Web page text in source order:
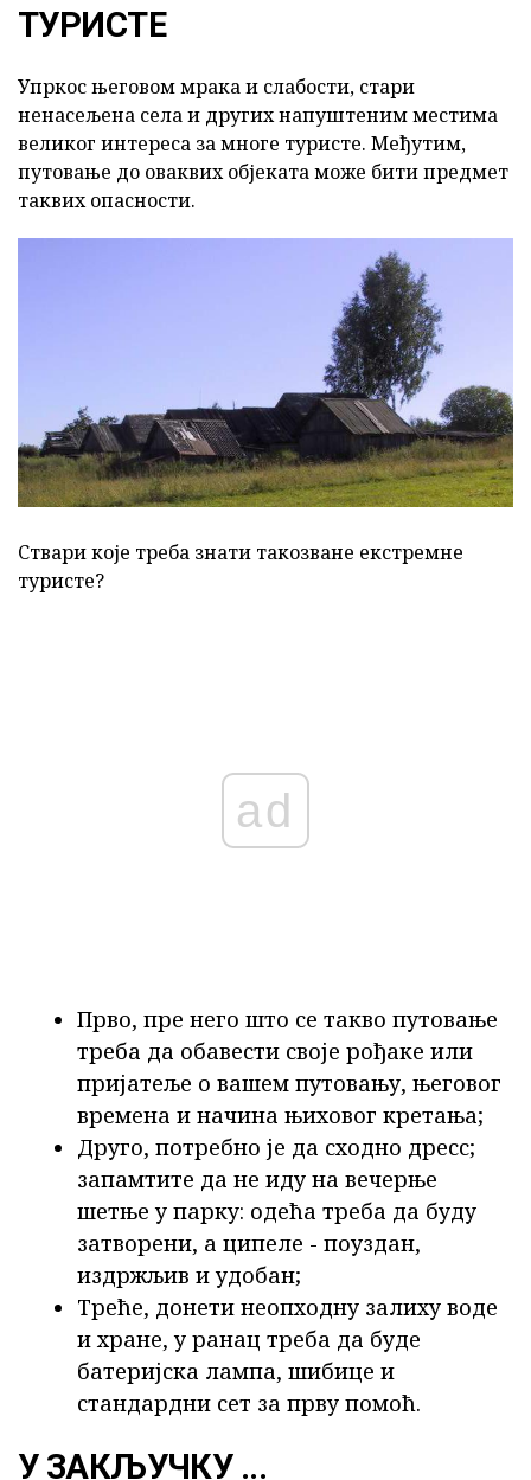
ТУРИСТЕ
Упркос његовом мрака и слабости, стари
ненасељена села и других напуштеним местима
великог интереса за многе туристе. Међутим,
путовање до оваквих објеката може бити предмет
таквих опасности.
Ствари које треба знати такозване екстремне
туристе?
ad
Прво, пре него што се такво путовање
треба да обавести своје рођаке или
пријатеље о вашем путовању, његовог
времена и начина њиховог кретања;
Друго, потребно је да сходно дресс;
запамтите да не иду на вечерње
шетње у парку: одећа треба да буду
затворени, а ципеле - поуздан,
издржљив и удобан;
Треће, донети неопходну залиху воде
и хране, у ранац треба да буде
батеријска лампа, шибице и
стандардни сет за прву помоћ.
У ЗАКЉУЧКУ ...